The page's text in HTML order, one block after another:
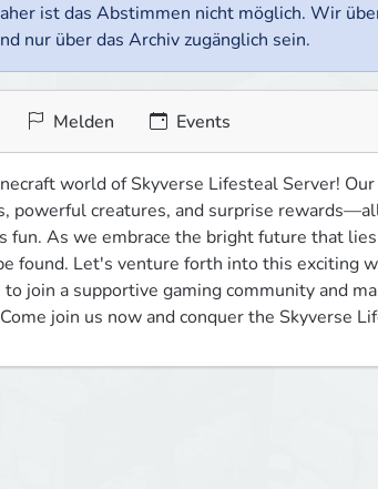
ist das Abstimmen nicht möglich. Wir
nur über das Archiv zugänglich sein.
Melden Events
world of Skyverse Lifesteal Server!
powerful creatures, and surprise
fun. As we embrace the bright future that
found. Let's venture forth into this exciting
to join a supportive gaming community and
join us now and conquer the Skyverse